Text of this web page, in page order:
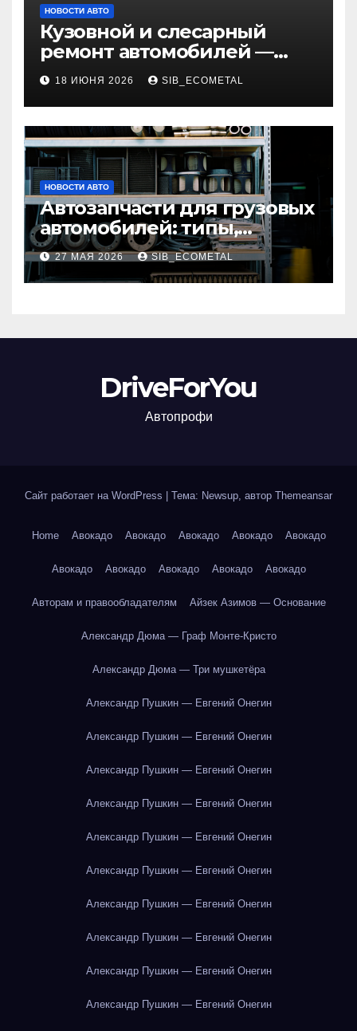
НОВОСТИ АВТО
Кузовной и слесарный
ремонт автомобилей —
наличие оригинальных
запчастей и типичные
сроки выполнения работ
18 ИЮНЯ 2026 SIB_ECOMETAL
НОВОСТИ АВТО
Автозапчасти для грузовых
автомобилей: типы,
совместимость и критерии
подбора
27 МАЯ 2026 SIB_ECOMETAL
DriveForYou
Автопрофи
Сайт работает на WordPress Тема: Newsup, автор Themeansar
Home Авокадо Авокадо Авокадо Авокадо Авокадо
Авокадо Авокадо Авокадо Авокадо Авокадо
Авторам и правообладателям Айзек Азимов — Основание
Александр Дюма — Граф Монте-Кристо
Александр Дюма — Три мушкетёра
Александр Пушкин — Евгений Онегин
Александр Пушкин — Евгений Онегин
Александр Пушкин — Евгений Онегин
Александр Пушкин — Евгений Онегин
Александр Пушкин — Евгений Онегин
Александр Пушкин — Евгений Онегин
Александр Пушкин — Евгений Онегин
Александр Пушкин — Евгений Онегин
Александр Пушкин — Евгений Онегин
Александр Пушкин — Евгений Онегин